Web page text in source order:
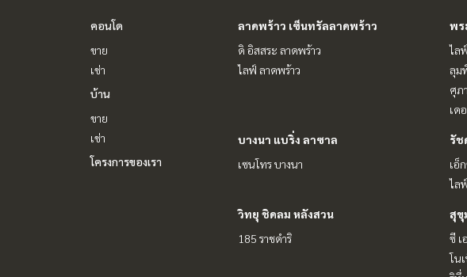
คอนโด
ขาย
เช่า
บ้าน
ขาย
เช่า
โครงการของเรา
ลาดพร้าว เซ็นทรัลลาดพร้าว
ดิ อิสสระ ลาดพร้าว
ไลฟ์ ลาดพร้าว
พร
ไล
ลุม
ศุภ
เด
บางนา แบริ่ง ลาซาล
เซนโทร บางนา
รัช
เอ็
ไล
วิทยุ ชิดลม หลังสวน
185 ราชดำริ
สุขุ
ซี เ
โน